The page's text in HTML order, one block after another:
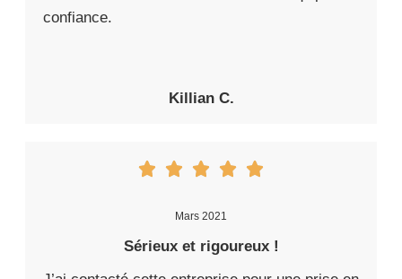
confiance.
Killian C.
Mars 2021
Sérieux et rigoureux !